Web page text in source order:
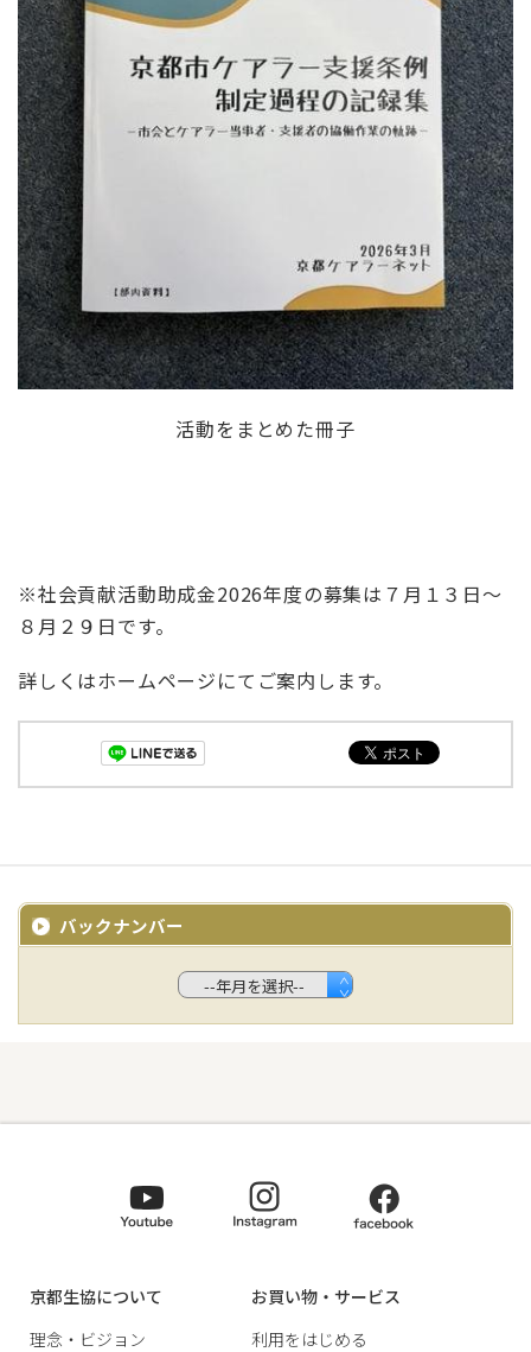
活動をまとめた冊子
※社会貢献活動助成金2026年度の募集は７月１３日～
８月２９日です。
詳しくはホームページにてご案内します。
バックナンバー
京都生協について
理念・ビジョン
お買い物・サービス
利用をはじめる